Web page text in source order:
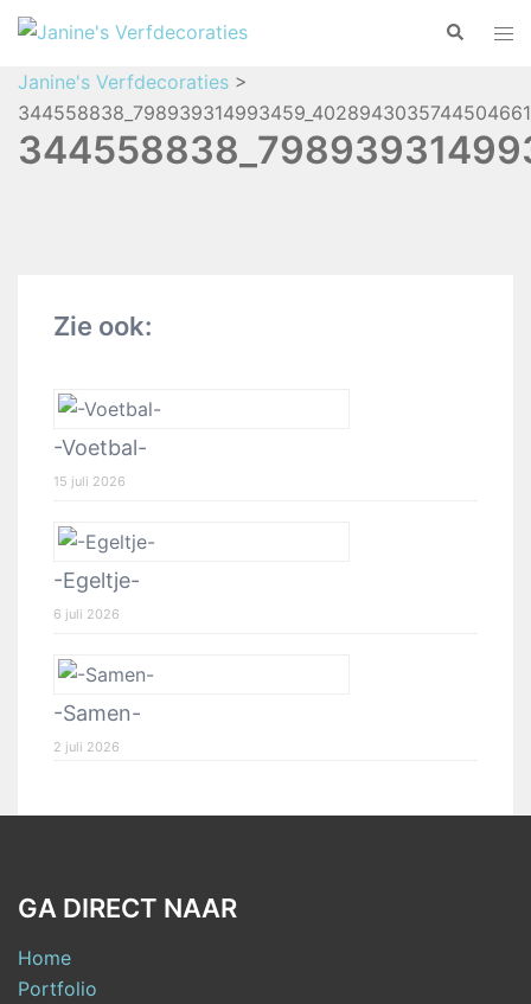
Janine's Verfdecoraties >
Zie ook:
-Voetbal-
15 juli 2026
-Egeltje-
6 juli 2026
-Samen-
2 juli 2026
GA DIRECT NAAR
Home
Portfolio